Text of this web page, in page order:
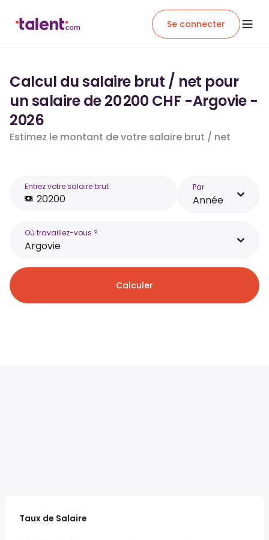
Se connecter
Calcul du salaire brut / net pour
un salaire de 20 200 CHF -Argovie -
2026
Estimez le montant de votre salaire brut / net
Entrez votre salaire brut Par
Année
Où travaillez-vous ?
Argovie
Calculer
Taux de Salaire